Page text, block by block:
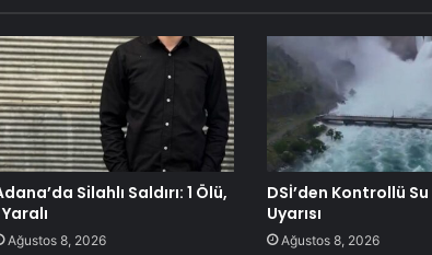
Silahlı Saldırı: 1 Ölü,
Yaralı
Ağustos 8, 2026
DSİ’den Kontrollü Su
Uyarısı
Ağustos 8, 2026